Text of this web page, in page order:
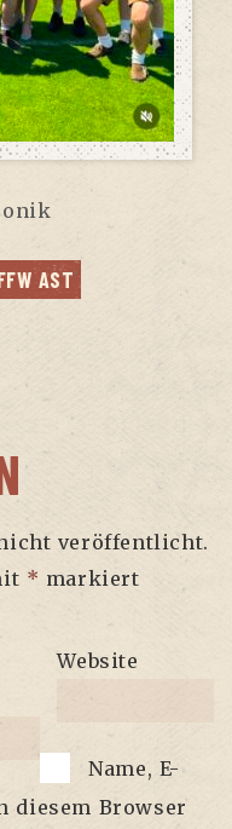
AST
veröffentlicht.
* markiert
Website
Name, E-
diesem Browser